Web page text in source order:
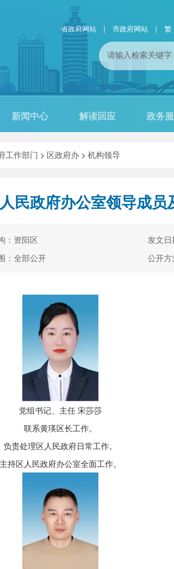
省政府网站 | 市政府网站 | 繁
新闻中心 解读回应 政务
工作部门 > 区政府办 > 机构领导
民政府办公室领导成员
：资阳区
发文
：全部公开 公开
党组书记、主任 宋莎莎
联系黄瑛区长工作。
负责处理区人民政府日常工作。
主持区人民政府办公室全面工作。